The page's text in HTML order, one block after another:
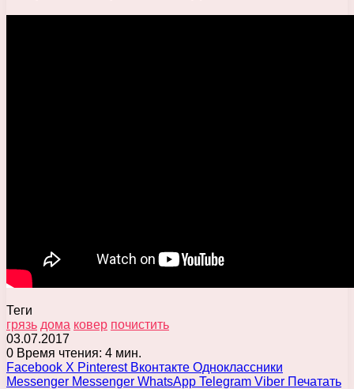
Теги
грязь дома ковер почистить
03.07.2017
0 Время чтения: 4 мин.
Facebook X Pinterest Вконтакте Одноклассники
Messenger Messenger WhatsApp Telegram Viber Печатать